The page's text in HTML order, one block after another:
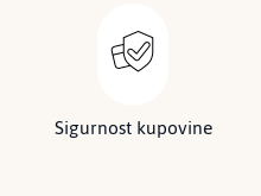
Sigurnost kupovine